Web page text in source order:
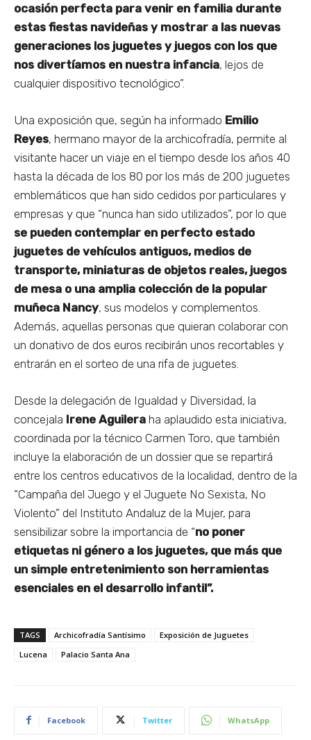
ocasión perfecta para venir en familia durante
estas fiestas navideñas y mostrar a las nuevas
generaciones los juguetes y juegos con los que
nos divertíamos en nuestra infancia, lejos de
cualquier dispositivo tecnológico”.
Una exposición que, según ha informado Emilio
Reyes, hermano mayor de la archicofradía, permite al
visitante hacer un viaje en el tiempo desde los años 40
hasta la década de los 80 por los más de 200 juguetes
emblemáticos que han sido cedidos por particulares y
empresas y que “nunca han sido utilizados”, por lo que
se pueden contemplar en perfecto estado
juguetes de vehículos antiguos, medios de
transporte, miniaturas de objetos reales, juegos
de mesa o una amplia colección de la popular
muñeca Nancy, sus modelos y complementos.
Además, aquellas personas que quieran colaborar con
un donativo de dos euros recibirán unos recortables y
entrarán en el sorteo de una rifa de juguetes.
Desde la delegación de Igualdad y Diversidad, la
concejala Irene Aguilera ha aplaudido esta iniciativa,
coordinada por la técnico Carmen Toro, que también
incluye la elaboración de un dossier que se repartirá
entre los centros educativos de la localidad, dentro de la
“Campaña del Juego y el Juguete No Sexista, No
Violento” del Instituto Andaluz de la Mujer, para
sensibilizar sobre la importancia de “no poner
etiquetas ni género a los juguetes, que más que
un simple entretenimiento son herramientas
esenciales en el desarrollo infantil”.
TAGS Archicofradía Santísimo
Exposición de Juguetes
Lucena
Palacio Santa Ana
Facebook Twitter WhatsApp